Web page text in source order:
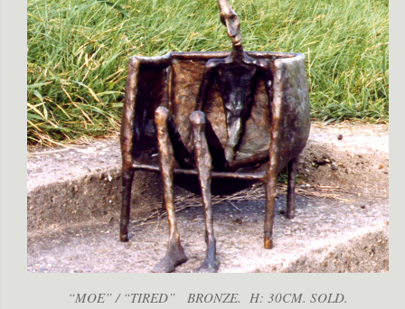
“MOE” / “TIRED” BRONZE. H: 30CM. SOLD.